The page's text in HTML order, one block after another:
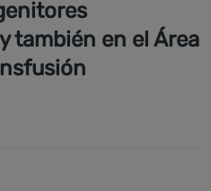
también en el Área